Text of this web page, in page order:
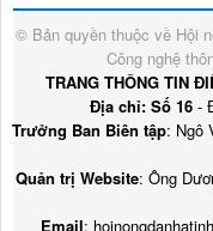
© Bản quyền thuộc về Hội
Công nghệ
TRANG THÔNG TIN
Địa chỉ: Số 16 -
Trưởng Ban Biên tập: Ngô
Quản trị Website: Ông
Email: